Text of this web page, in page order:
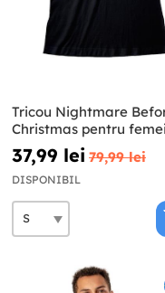
Tricou Nightmare
Christmas pentru femei
37,99 lei 79,99 lei
DISPONIBIL